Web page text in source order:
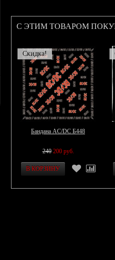
С ЭТИМ ТОВАРОМ
Скидка!
Бандана AC/DC Б448
240 200 руб.